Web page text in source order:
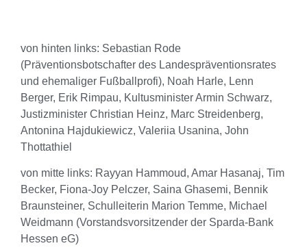
von hinten links: Sebastian Rode
(Präventionsbotschafter des Landespräventionsrates
und ehemaliger Fußballprofi), Noah Harle, Lenn
Berger, Erik Rimpau, Kultusminister Armin Schwarz,
Justizminister Christian Heinz, Marc Streidenberg,
Antonina Hajdukiewicz, Valeriia Usanina, John
Thottathiel
von mitte links: Rayyan Hammoud, Amar Hasanaj, Tim
Becker, Fiona-Joy Pelczer, Saina Ghasemi, Bennik
Braunsteiner, Schulleiterin Marion Temme, Michael
Weidmann (Vorstandsvorsitzender der Sparda-Bank
Hessen eG)